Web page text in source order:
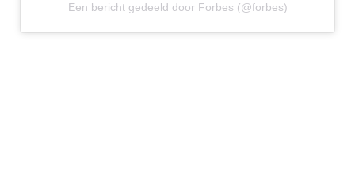
Een bericht gedeeld door Forbes (@forbes)